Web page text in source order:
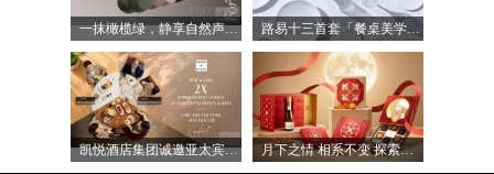
一抹橄榄绿，静享自然声 索尼WH-1000XM6橄
凯悦酒店集团诚邀亚太宾客共享日常餐饮 月下之情 相系不变 探索半岛精品店 202